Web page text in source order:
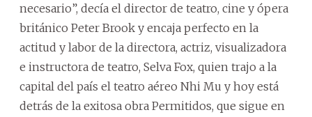
necesario”, decía el director de teatro, cine y ópera
británico Peter Brook y encaja perfecto en la
actitud y labor de la directora, actriz, visualizadora
e instructora de teatro, Selva Fox, quien trajo a la
capital del país el teatro aéreo Nhi Mu y hoy está
detrás de la exitosa obra Permitidos, que sigue en